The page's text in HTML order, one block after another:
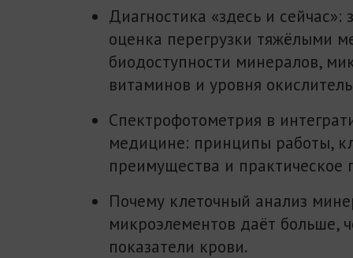
Диагностика «здесь и сейчас»:
оценка перегрузки тяжёлыми
биодоступности минералов,
витаминов и уровня
Спектрофотометрия в
медицине: принципы работы,
преимущества и практическое
Почему клеточный анализ
микроэлементов даёт больше,
показатели крови.